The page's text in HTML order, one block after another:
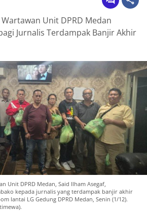
Unit DPRD Medan
Jurnalis Terdampak Banjir Akhir
Unit DPRD Medan, Said Ilham Asegaf,
kepada jurnalis yang terdampak banjir akhir
lantai LG Gedung DPRD Medan, Senin (1/12).